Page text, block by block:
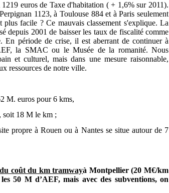
euros de Taxe d'habitation ( + 1,6% sur 2011).
1123, à Toulouse 884 et à Paris seulement
facile ? Ce mauvais classement s'explique. La
depuis 2001 de baisser les taux de fiscalité comme
période de crise, il est aberrant de continuer à
la SMAC ou le Musée de la romanité. Nous
et culturel, mais dans une mesure raisonnable,
ressources de notre ville.
M. euros pour 6 kms,
soit 18 M le km ;
propre à Rouen ou à Nantes se situe autour de 7
coût du km tramwayà Montpellier (20 M€/km
50 M d’AEF, mais avec des subventions, on